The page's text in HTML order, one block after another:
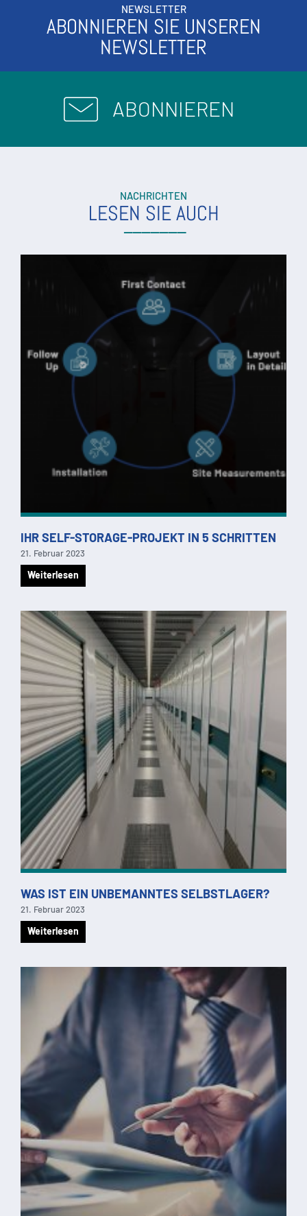
NEWSLETTER
ABONNIEREN SIE UNSEREN
NEWSLETTER
ABONNIEREN
NACHRICHTEN
LESEN SIE AUCH
IHR SELF-STORAGE-PROJEKT IN 5 SCHRITTEN
21. Februar 2023
Weiterlesen
WAS IST EIN UNBEMANNTES SELBSTLAGER?
21. Februar 2023
Weiterlesen